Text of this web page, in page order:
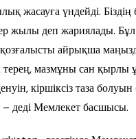
жасауға үндейді.
жылы деп жариялады.
айрықша
терең, мазмұны сан
кіршіксіз таза
– деді Мемлекет басшысы.